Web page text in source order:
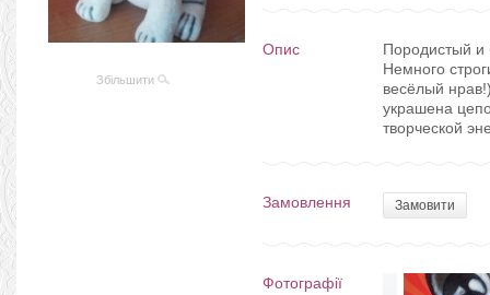
Збільшити
Опис
Породистый и
Немного
весёлый
украшена
творческой
Замовлення Замовити
Фотографії